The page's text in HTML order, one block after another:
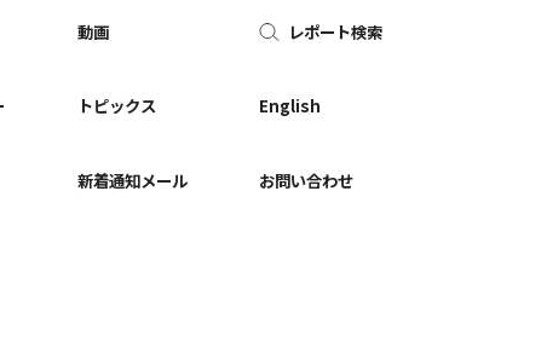
動画
トピックス
新着通知メール
レポート検索
English
お問い合わせ